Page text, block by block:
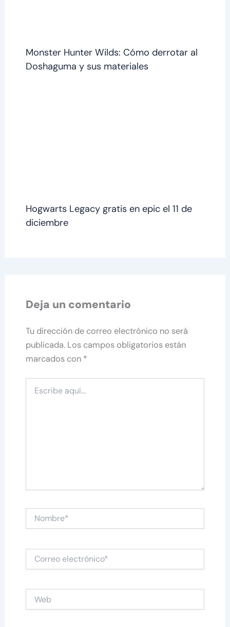
Monster Hunter Wilds: Cómo derrotar al
Doshaguma y sus materiales
Hogwarts Legacy gratis en epic el 11 de
diciembre
Deja un comentario
Tu dirección de correo electrónico no será
publicada. Los campos obligatorios están
marcados con *
aquí...
Nombre*
Correo
electrónico*